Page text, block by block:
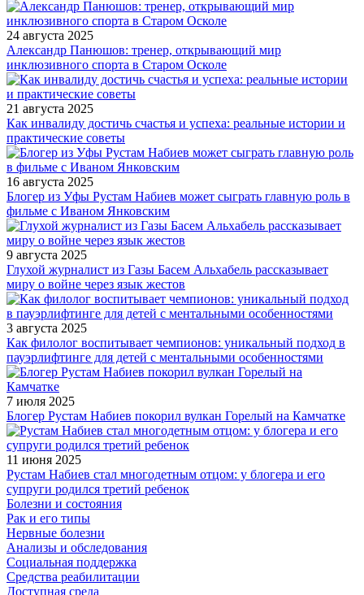
24 августа 2025
Александр Панюшов: тренер, открывающий мир
инклюзивного спорта в Старом Осколе
21 августа 2025
Как инвалиду достичь счастья и успеха: реальные истории и
практические советы
16 августа 2025
Блогер из Уфы Рустам Набиев может сыграть главную роль в
фильме с Иваном Янковским
9 августа 2025
Глухой журналист из Газы Басем Альхабель рассказывает
миру о войне через язык жестов
3 августа 2025
Как филолог воспитывает чемпионов: уникальный подход в
пауэрлифтинге для детей с ментальными особенностями
7 июля 2025
Блогер Рустам Набиев покорил вулкан Горелый на Камчатке
11 июня 2025
Рустам Набиев стал многодетным отцом: у блогера и его
супруги родился третий ребенок
Болезни и состояния
Рак и его типы
Нервные болезни
Анализы и обследования
Социальная поддержка
Средства реабилитации
Доступная среда